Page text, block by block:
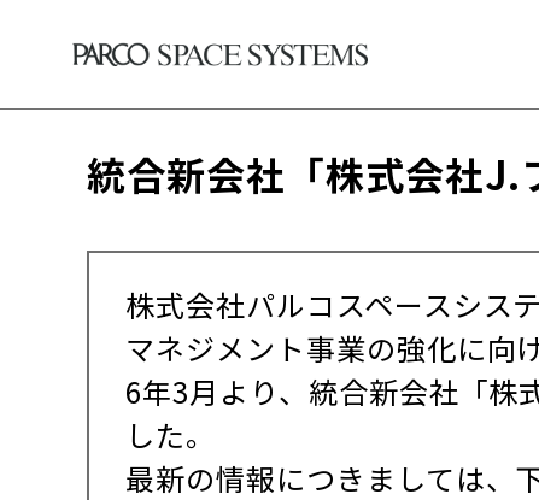
統合新会社「株式会社J.
株式会社パルコスペースシス
マネジメント事業の強化に向
6年3月より、統合新会社「株
した。
最新の情報につきましては、